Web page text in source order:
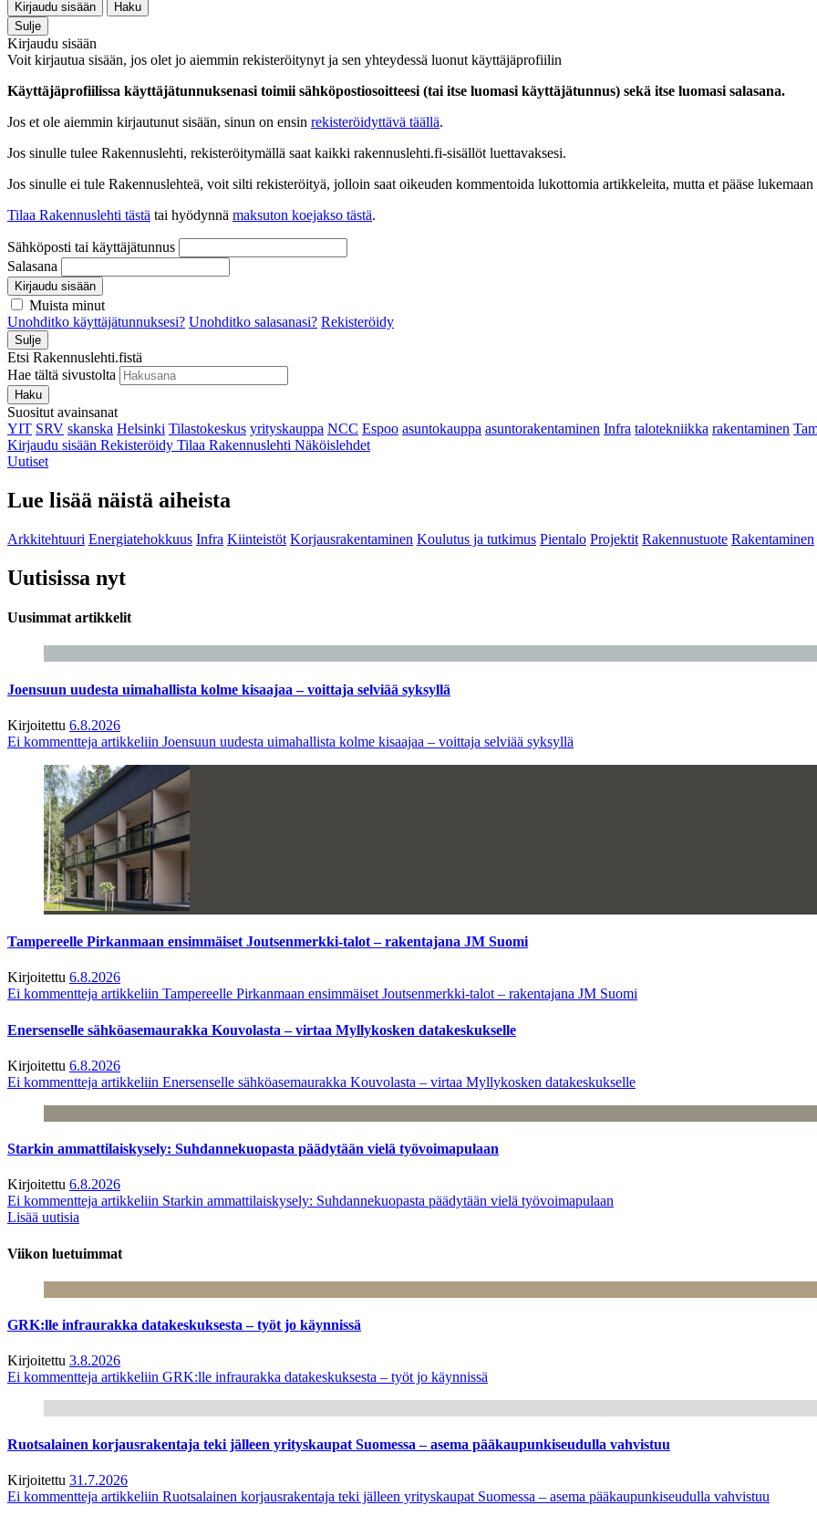
Kirjaudu sisään
Haku
Sulje
Kirjaudu sisään
Voit kirjautua sisään, jos olet jo aiemmin rekisteröitynyt ja sen yhteydessä luonut käyttäjäprofiilin
Käyttäjäprofiilissa käyttäjätunnuksenasi toimii sähköpostiosoitteesi (tai itse luomasi käyttäjätunnus) sekä itse luomasi salasana.
Jos et ole aiemmin kirjautunut sisään, sinun on ensin rekisteröidyttävä täällä.
Jos sinulle tulee Rakennuslehti, rekisteröitymällä saat kaikki rakennuslehti.fi-sisällöt luettavaksesi.
Jos sinulle ei tule Rakennuslehteä, voit silti rekisteröityä, jolloin saat oikeuden kommentoida lukottomia artikkeleita, mutta et pääse
Tilaa Rakennuslehti tästä tai hyödynnä maksuton koejakso tästä.
Sähköposti tai käyttäjätunnus
Salasana
Kirjaudu sisään
Muista minut
Unohditko käyttäjätunnuksesi? Unohditko salasanasi? Rekisteröidy
Sulje
Etsi Rakennuslehti.fistä
Hae tältä sivustolta
Haku
Suositut avainsanat
YIT SRV skanska Helsinki Tilastokeskus yrityskauppa NCC Espoo asuntokauppa asuntorakentaminen Infra talotekniikka rakentaminen
Kirjaudu sisään Rekisteröidy Tilaa Rakennuslehti Näköislehdet
Uutiset
Lue lisää näistä aiheista
Arkkitehtuuri Energiatehokkuus Infra Kiinteistöt Korjausrakentaminen Koulutus ja tutkimus Pientalo Projektit Rakennustuote Rakentaminen
Uutisissa nyt
Uusimmat artikkelit
Joensuun uudesta uimahallista kolme kisaajaa – voittaja selviää syksyllä
Kirjoitettu 6.8.2026
Ei kommentteja artikkeliin Joensuun uudesta uimahallista kolme kisaajaa – voittaja selviää syksyllä
Tampereelle Pirkanmaan ensimmäiset Joutsenmerkki-talot – rakentajana JM Suomi
Kirjoitettu 6.8.2026
Ei kommentteja artikkeliin Tampereelle Pirkanmaan ensimmäiset Joutsenmerkki-talot – rakentajana JM Suomi
Enersenselle sähköasemaurakka Kouvolasta – virtaa Myllykosken datakeskukselle
Kirjoitettu 6.8.2026
Ei kommentteja artikkeliin Enersenselle sähköasemaurakka Kouvolasta – virtaa Myllykosken datakeskukselle
Starkin ammattilaiskysely: Suhdannekuopasta päädytään vielä työvoimapulaan
Kirjoitettu 6.8.2026
Ei kommentteja artikkeliin Starkin ammattilaiskysely: Suhdannekuopasta päädytään vielä työvoimapulaan
Lisää uutisia
Viikon luetuimmat
GRK:lle infraurakka datakeskuksesta – työt jo käynnissä
Kirjoitettu 3.8.2026
Ei kommentteja artikkeliin GRK:lle infraurakka datakeskuksesta – työt jo käynnissä
Ruotsalainen korjausrakentaja teki jälleen yrityskaupat Suomessa – asema pääkaupunkiseudulla vahvistuu
Kirjoitettu 31.7.2026
Ei kommentteja artikkeliin Ruotsalainen korjausrakentaja teki jälleen yrityskaupat Suomessa – asema pääkaupunkiseudulla vahvistuu